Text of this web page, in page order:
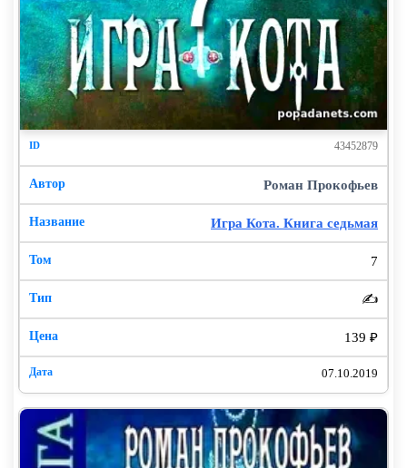
43452879
Роман Прокофьев
Игра Кота. Книга седьмая
7
✍️
139 ₽
07.10.2019